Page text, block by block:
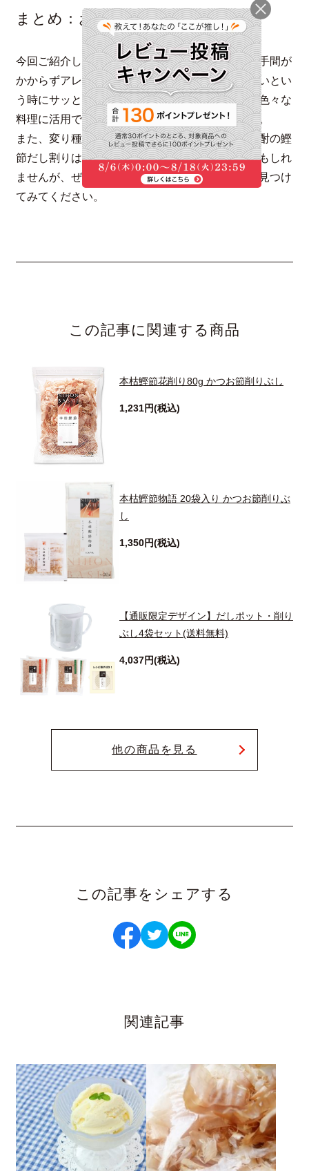
まとめ：お酒と鰹節の相性は抜群！
今回ご紹介した鰹節を使ったおつまみレシピは、手間が
かからずアレンジもしやすいので、もう一品ほしいとい
う時にサッと作って出すことができます。鰹節は色々な
料理に活用できるので常備しておくと便利ですよ。
また、変り種として焼津割もご紹介しました。焼酎の鰹
節だし割りは聞いたことが無いという方も多いかもしれ
ませんが、ぜひ一度試してみてお好みの焼津割を見つけ
てみてください。
この記事に関連する商品
本枯鰹節花削り80g かつお節削りぶし
1,231円(税込)
本枯鰹節物語 20袋入り かつお節削りぶ
し
1,350円(税込)
【通販限定デザイン】だしポット・削り
ぶし4袋セット(送料無料)
4,037円(税込)
他の商品を見る
この記事をシェアする
関連記事